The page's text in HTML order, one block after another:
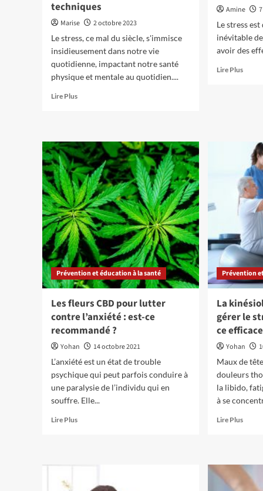
techniques
Marise
2 octobre 2023
Le stress, ce mal du siècle, s'immisce
insidieusement dans notre vie
quotidienne, impactant notre santé
physique et mentale au quotidien....
Lire PlusEn
combattre
le
stress
au
quotidien
:
astuces
et
techniques
Amine
Le stress
inévitable
avoir des
Lire PlusEn
stress
Un
allié
pour
apaiser
l’esprit
Prévention et éducation à la santé
Les fleurs CBD pour lutter
contre l’anxiété : est-ce
recommandé ?
Yohan
14 octobre 2021
L’anxiété est un état de trouble
psychique qui peut parfois conduire à
une paralysie de l’individu qui en
souffre. Elle...
Lire PlusEn
Prévention
La
gérer le
ce
Yohan
Maux de
douleurs
la libido,
à se
Lire PlusEn
La
pour